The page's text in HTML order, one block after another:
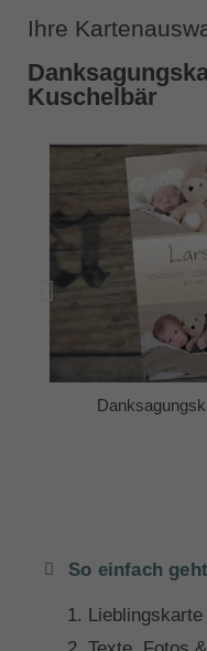
Ihre
Kuschelbär
So einfach